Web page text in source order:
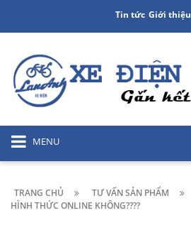
Tin tức Giới thiệu
MENU
TRANG CHỦ TƯ VẤN SẢN PHẨM
HÌNH THỨC ONLINE KHÔNG????